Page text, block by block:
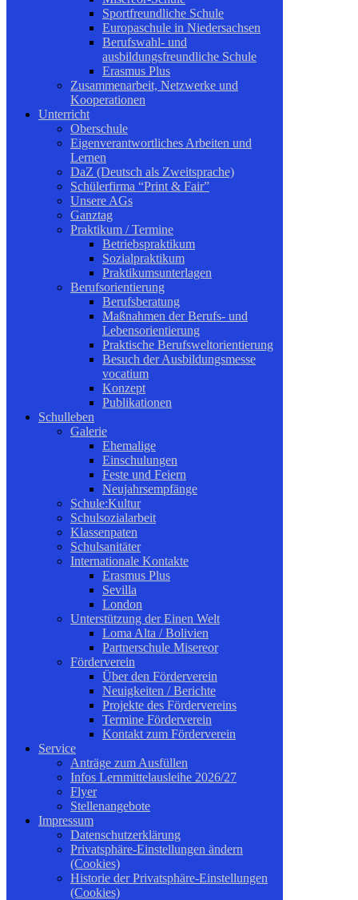
Sportfreundliche Schule
Europaschule in Niedersachsen
Berufswahl- und
ausbildungsfreundliche Schule
Erasmus Plus
Zusammenarbeit, Netzwerke und
Kooperationen
Unterricht
Oberschule
Eigenverantwortliches Arbeiten und
Lernen
DaZ (Deutsch als Zweitsprache)
Schülerfirma “Print & Fair”
Unsere AGs
Ganztag
Praktikum / Termine
Betriebspraktikum
Sozialpraktikum
Praktikumsunterlagen
Berufsorientierung
Berufsberatung
Maßnahmen der Berufs- und
Lebensorientierung
Praktische Berufsweltorientierung
Besuch der Ausbildungsmesse
vocatium
Konzept
Publikationen
Schulleben
Galerie
Ehemalige
Einschulungen
Feste und Feiern
Neujahrsempfänge
Schule:Kultur
Schulsozialarbeit
Klassenpaten
Schulsanitäter
Internationale Kontakte
Erasmus Plus
Sevilla
London
Unterstützung der Einen Welt
Loma Alta / Bolivien
Partnerschule Misereor
Förderverein
Über den Förderverein
Neuigkeiten / Berichte
Projekte des Fördervereins
Termine Förderverein
Kontakt zum Förderverein
Service
Anträge zum Ausfüllen
Infos Lernmittelausleihe 2026/27
Flyer
Stellenangebote
Impressum
Datenschutzerklärung
Privatsphäre-Einstellungen ändern
(Cookies)
Historie der Privatsphäre-Einstellungen
(Cookies)